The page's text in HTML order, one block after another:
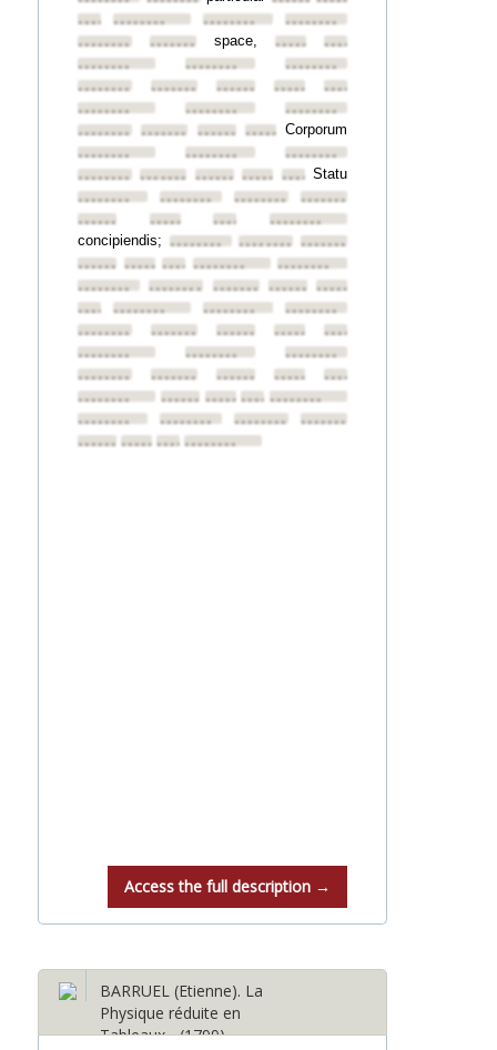
•••••••••••••••• ••••••••
••••••••
••••••••
•••••••• space, ••••••••••••••••
••••••••
••••••••
••••••••
••••••••
•••••••• •••••••• ••••••••••••••••
••••••••
••••••••
••••••••
••••••••
•••••••• ••••••••••••••••Corporum
••••••••
••••••••
••••••••
•••••••• •••••••• ••••••••••••••••••••••••
Statu
••••••••
•••••••• ••••••••
••••••••
••••••••
•••••••• ••••••••
••••••••
concipiendis; •••••••• •••••••• ••••••••
••••••••••••••••••••••••••••••••
••••••••
••••••••
•••••••• •••••••• ••••••••••••••••
•••••••••••••••• ••••••••
••••••••
••••••••
•••••••• •••••••• ••••••••••••••••
••••••••
••••••••
••••••••
••••••••
•••••••• •••••••• ••••••••••••••••
••••••••
••••••••••••••••••••••••••••••••
••••••••
•••••••• ••••••••
••••••••
••••••••••••••••••••••••••••••••
Access the full description →
BARRUEL (Etienne). La
Physique réduite en
Tableaux... (1799)